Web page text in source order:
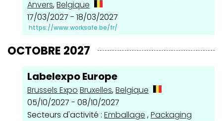
Anvers,Belgique
17/03/2027 - 18/03/2027
https://www.worksafe.be/fr/
OCTOBRE 2027
Labelexpo Europe
Brussels Expo Bruxelles,Belgique
05/10/2027 - 08/10/2027
Secteurs d'activité : Emballage ,Packaging